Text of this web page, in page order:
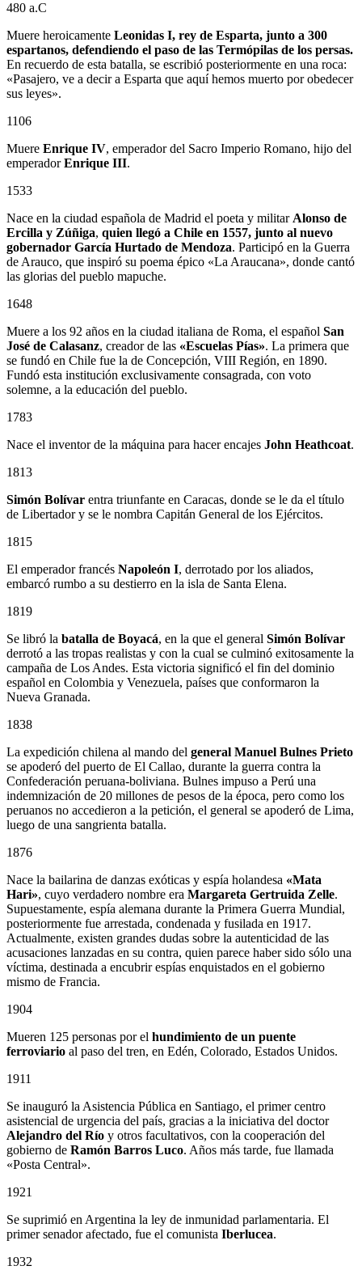
480 a.C
Muere heroicamente Leonidas I, rey de Esparta, junto a 300
espartanos, defendiendo el paso de las Termópilas de los persas.
En recuerdo de esta batalla, se escribió posteriormente en una roca:
«Pasajero, ve a decir a Esparta que aquí hemos muerto por obedecer
sus leyes».
1106
Muere Enrique IV, emperador del Sacro Imperio Romano, hijo del
emperadorEnrique III.
1533
Nace en la ciudad española de Madrid el poeta y militar Alonso de
Ercilla y Zúñiga, quien llegó a Chile en 1557, junto al nuevo
gobernador García Hurtado de Mendoza. Participó en la Guerra
de Arauco, que inspiró su poema épico «La Araucana», donde cantó
las glorias del pueblo mapuche.
1648
Muere a los 92 años en la ciudad italiana de Roma, el español San
José de Calasanz, creador de las «Escuelas Pías». La primera que
se fundó en Chile fue la de Concepción, VIII Región, en 1890.
Fundó esta institución exclusivamente consagrada, con voto
solemne, a la educación del pueblo.
1783
Nace el inventor de la máquina para hacer encajes John Heathcoat.
1813
Simón Bolívar entra triunfante en Caracas, donde se le da el título
de Libertador y se le nombra Capitán General de los Ejércitos.
1815
El emperador francés Napoleón I, derrotado por los aliados,
embarcó rumbo a su destierro en la isla de Santa Elena.
1819
Se libró la batalla de Boyacá, en la que el general Simón Bolívar
derrotó a las tropas realistas y con la cual se culminó exitosamente la
campaña de Los Andes. Esta victoria significó el fin del dominio
español en Colombia y Venezuela, países que conformaron la
Nueva Granada.
1838
La expedición chilena al mando del general Manuel Bulnes Prieto
se apoderó del puerto de El Callao, durante la guerra contra la
Confederación peruana-boliviana. Bulnes impuso a Perú una
indemnización de 20 millones de pesos de la época, pero como los
peruanos no accedieron a la petición, el general se apoderó de Lima,
luego de una sangrienta batalla.
1876
Nace la bailarina de danzas exóticas y espía holandesa «Mata
Hari», cuyo verdadero nombre era Margareta Gertruida Zelle.
Supuestamente, espía alemana durante la Primera Guerra Mundial,
posteriormente fue arrestada, condenada y fusilada en 1917.
Actualmente, existen grandes dudas sobre la autenticidad de las
acusaciones lanzadas en su contra, quien parece haber sido sólo una
víctima, destinada a encubrir espías enquistados en el gobierno
mismo de Francia.
1904
Mueren 125 personas por el hundimiento de un puente
ferroviario al paso del tren, en Edén, Colorado, Estados Unidos.
1911
Se inauguró la Asistencia Pública en Santiago, el primer centro
asistencial de urgencia del país, gracias a la iniciativa del doctor
Alejandro del Río y otros facultativos, con la cooperación del
gobierno de Ramón Barros Luco. Años más tarde, fue llamada
«Posta Central».
1921
Se suprimió en Argentina la ley de inmunidad parlamentaria. El
primer senador afectado, fue el comunista Iberlucea.
1932